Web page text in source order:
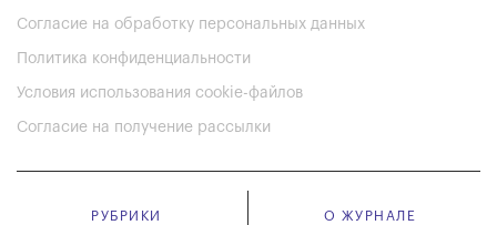
Согласие на обработку персональных данных
Политика конфиденциальности
Условия использования cookie-файлов
Согласие на получение рассылки
РУБРИКИ О ЖУРНАЛЕ